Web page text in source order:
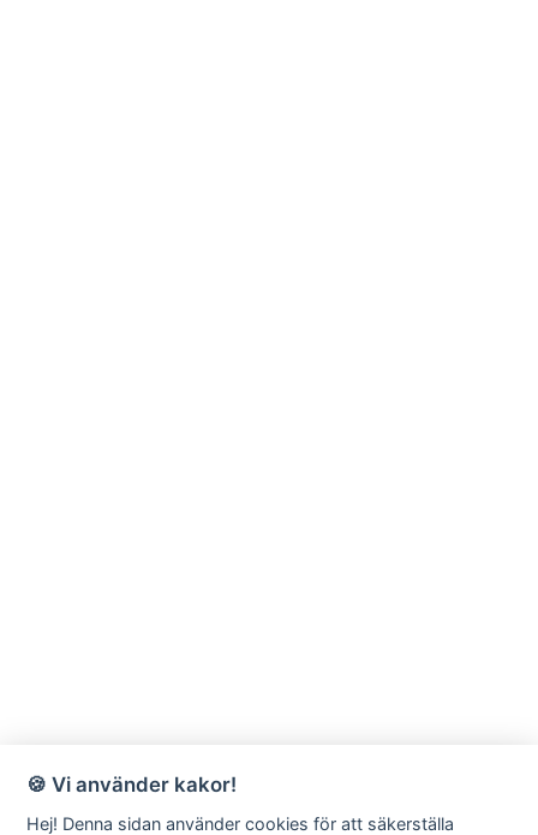
🍪 Vi använder kakor!
Hej! Denna sidan använder cookies för att säkerställa